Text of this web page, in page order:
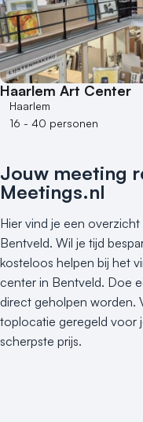
Haarlem Art Center
Haarlem
16 - 40 personen
Jouw meeting
Meetings.nl
Hier vind je een
Bentveld. Wil je tijd
kosteloos helpen bij het
center in Bentveld. Doe
direct geholpen worden.
toplocatie geregeld voor
scherpste prijs.